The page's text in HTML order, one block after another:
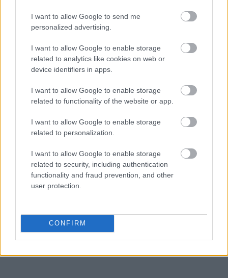
I want to allow Google to send me
personalized advertising.
I want to allow Google to enable storage
related to analytics like cookies on web or
device identifiers in apps.
I want to allow Google to enable storage
related to functionality of the website or app.
I want to allow Google to enable storage
related to personalization.
I want to allow Google to enable storage
related to security, including authentication
functionality and fraud prevention, and other
user protection.
CONFIRM